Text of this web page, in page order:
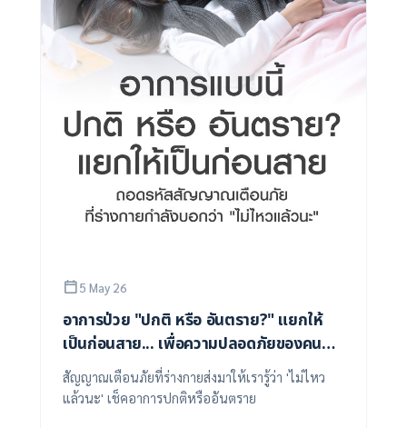
5 May 26
อาการป่วย "ปกติ หรือ อันตราย?" แยกให้
เป็นก่อนสาย... เพื่อความปลอดภัยของคนที่
คุณรัก
สัญญาณเตือนภัยที่ร่างกายส่งมาให้เรารู้ว่า 'ไม่ไหว
แล้วนะ' เช็คอาการปกติหรืออันตราย